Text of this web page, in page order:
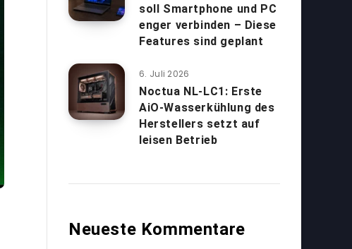
soll Smartphone und PC
enger verbinden – Diese
Features sind geplant
6. Juli 2026
Noctua NL-LC1: Erste
AiO-Wasserkühlung des
Herstellers setzt auf
leisen Betrieb
Neueste Kommentare